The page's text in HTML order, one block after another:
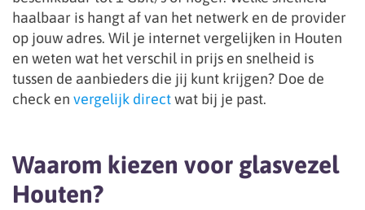
haalbaar is hangt af van het netwerk en de provider
op jouw adres. Wil je internet vergelijken in Houten
en weten wat het verschil in prijs en snelheid is
tussen de aanbieders die jij kunt krijgen? Doe de
check en vergelijk directwat bij je past.
Waarom kiezen voor glasvezel
Houten?